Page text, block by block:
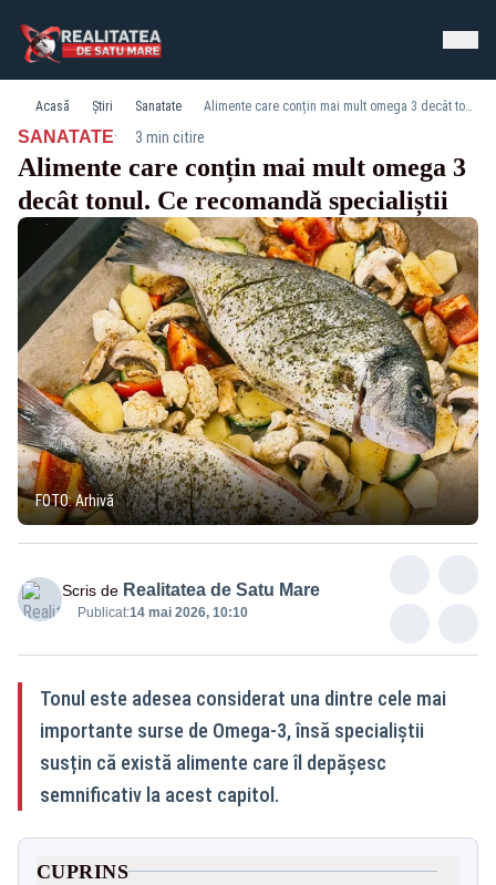
Acasă Știri Sanatate Alimente care conțin mai mult omega 3 decât tonul. Ce recomandă specialiștii
SANATATE· 3 min citire
Alimente care conțin mai mult omega 3
decât tonul. Ce recomandă specialiștii
FOTO: Arhivă
Scris de Realitatea de Satu Mare
Publicat:14 mai 2026, 10:10
Tonul este adesea considerat una dintre cele mai
importante surse de Omega-3, însă specialiștii
susțin că există alimente care îl depășesc
semnificativ la acest capitol.
CUPRINS